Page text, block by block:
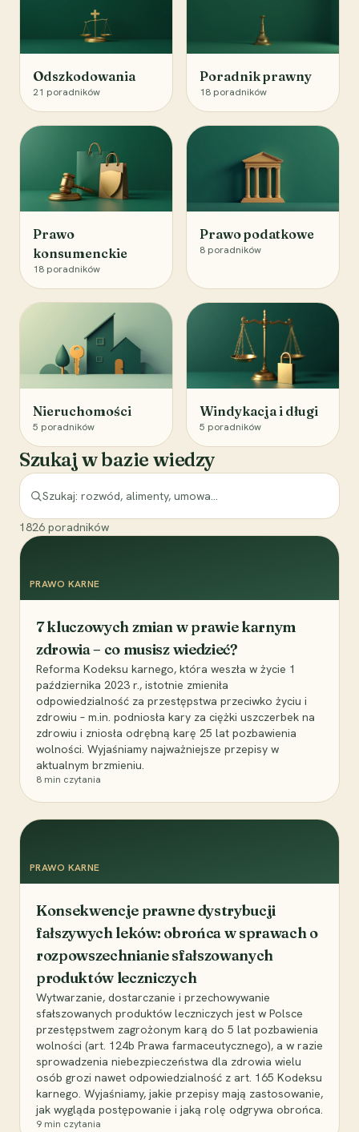
Odszkodowania
21 poradników
Poradnik prawny
18 poradników
Prawo
konsumenckie
18 poradników
Prawo podatkowe
8 poradników
Nieruchomości
5 poradników
Windykacja i długi
5 poradników
Szukaj w bazie wiedzy
1826 poradników
PRAWO KARNE
7 kluczowych zmian w prawie karnym
zdrowia – co musisz wiedzieć?
Reforma Kodeksu karnego, która weszła w życie 1
października 2023 r., istotnie zmieniła
odpowiedzialność za przestępstwa przeciwko życiu i
zdrowiu – m.in. podniosła kary za ciężki uszczerbek na
zdrowiu i zniosła odrębną karę 25 lat pozbawienia
wolności. Wyjaśniamy najważniejsze przepisy w
aktualnym brzmieniu.
8 min czytania
PRAWO KARNE
Konsekwencje prawne dystrybucji
fałszywych leków: obrońca w sprawach o
rozpowszechnianie sfałszowanych
produktów leczniczych
Wytwarzanie, dostarczanie i przechowywanie
sfałszowanych produktów leczniczych jest w Polsce
przestępstwem zagrożonym karą do 5 lat pozbawienia
wolności (art. 124b Prawa farmaceutycznego), a w razie
sprowadzenia niebezpieczeństwa dla zdrowia wielu
osób grozi nawet odpowiedzialność z art. 165 Kodeksu
karnego. Wyjaśniamy, jakie przepisy mają zastosowanie,
jak wygląda postępowanie i jaką rolę odgrywa obrońca.
9 min czytania